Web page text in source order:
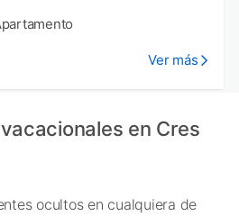
Ver más
en Cres
ocultos en cualquiera de